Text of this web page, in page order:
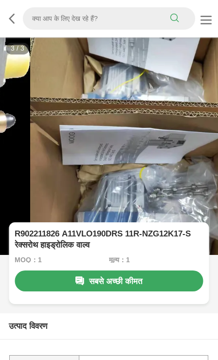
3/ 3
R902211826 A11VLO190DRS 11R-NZG12K17-S
रेक्सरोथ हाइड्रोलिक वाल्व
MOQ：1 मूल्य：1
सबसे अच्छी कीमत
उत्पाद विवरण